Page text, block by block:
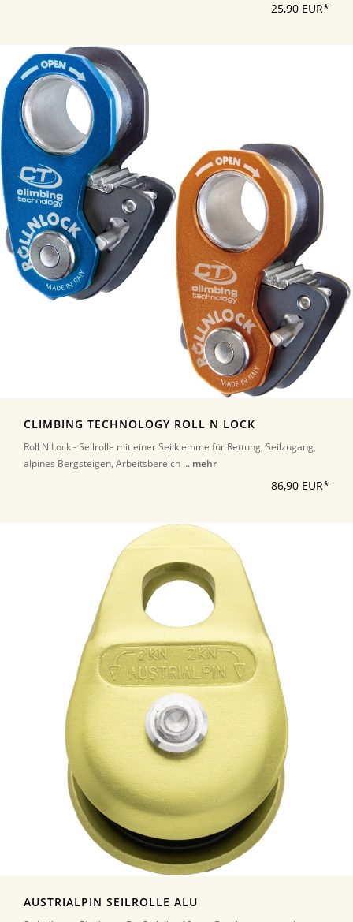
25,90 EUR*
CLIMBING TECHNOLOGY ROLL N LOCK
Roll N Lock - Seilrolle mit einer Seilklemme für Rettung, Seilzugang,
alpines Bergsteigen, Arbeitsbereich ... mehr
86,90 EUR*
AUSTRIALPIN SEILROLLE ALU